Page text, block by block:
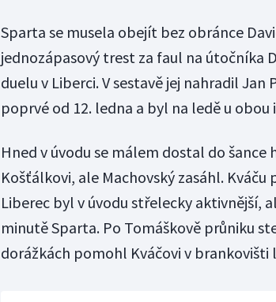
Sparta se musela obejít bez obránce
jednozápasový trest za faul na útočníka
duelu v Liberci. V sestavě jej nahradil Jan
poprvé od 12. ledna a byl na ledě u
Hned v úvodu se málem dostal do
Košťálkovi, ale Machovský zasáhl.
Liberec byl v úvodu střelecky aktivnější,
minutě Sparta. Po Tomáškově průniku
dorážkách pomohl Kváčovi v brankovišti